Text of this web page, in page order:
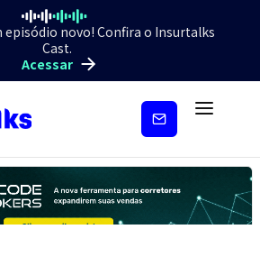
episódio novo! Confira o Insurtalks
Cast.
Acessar
Inscreva-